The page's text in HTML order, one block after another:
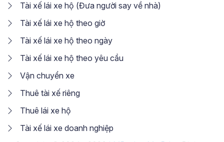
Tài xế lái xe hộ (Đưa người say về nhà)
Tài xế lái xe hộ theo giờ
Tài xế lái xe hộ theo ngày
Tài xế lái xe hộ theo yêu cầu
Vận chuyển xe
Thuê tài xế riêng
Thuê lái xe hộ
Tài xế lái xe doanh nghiệp